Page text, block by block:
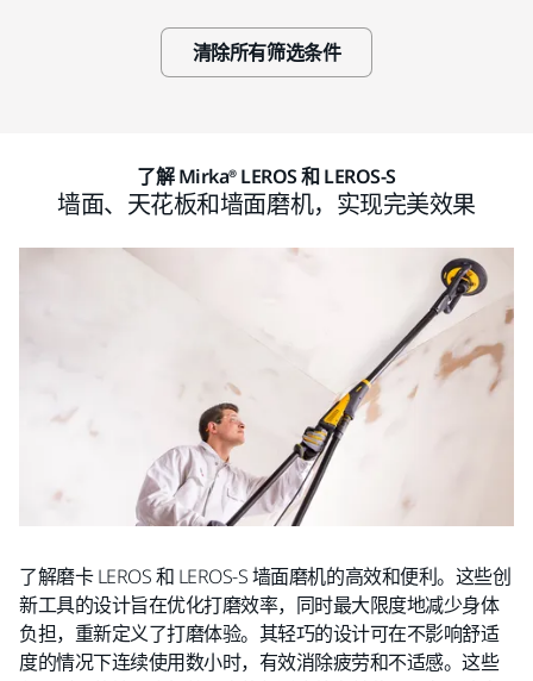
清除所有筛选条件
了解 Mirka® LEROS 和 LEROS-S
墙面、天花板和墙面磨机，实现完美效果
了解磨卡 LEROS 和 LEROS-S 墙面磨机的高效和便利。这些创
新工具的设计旨在优化打磨效率，同时最大限度地减少身体
负担，重新定义了打磨体验。其轻巧的设计可在不影响舒适
度的情况下连续使用数小时，有效消除疲劳和不适感。这些